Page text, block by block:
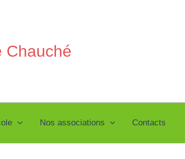
Chauché
Nos associations Contacts